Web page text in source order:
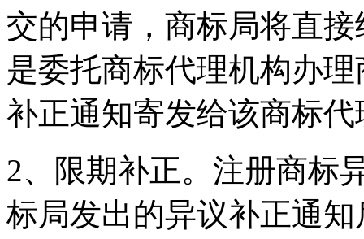
交的申请，商标局将直
是委托商标代理机构办
补正通知寄发给该商标
2、限期补正。注册商标
标局发出的异议补正通